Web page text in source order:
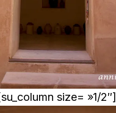
size= »1/2″]